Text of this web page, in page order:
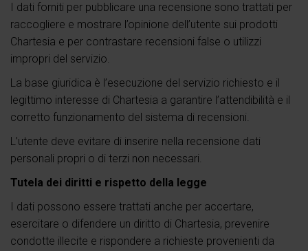
I dati forniti per pubblicare una recensione sono trattati per
raccogliere e mostrare l’opinione dell’utente sui prodotti
Chartesia e per contrastare recensioni false o utilizzi
impropri del servizio.
La base giuridica è l’esecuzione del servizio richiesto e il
legittimo interesse di Chartesia a garantire l’attendibilità e il
corretto funzionamento del sistema di recensioni.
L’utente deve evitare di inserire nella recensione dati
personali propri o di terzi non necessari.
Tutela dei diritti e rispetto della legge
I dati possono essere trattati anche per accertare,
esercitare o difendere un diritto di Chartesia, prevenire
condotte illecite e rispondere a richieste provenienti da